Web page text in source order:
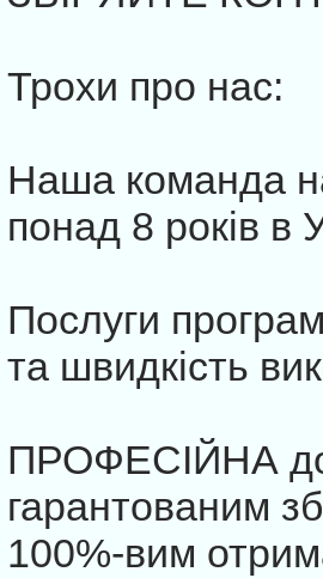
Трохи про нас:
Наша команда
понад 8 років в
Послуги
та швидкість
ПРОФЕСІЙНА
гарантованим
100%-вим